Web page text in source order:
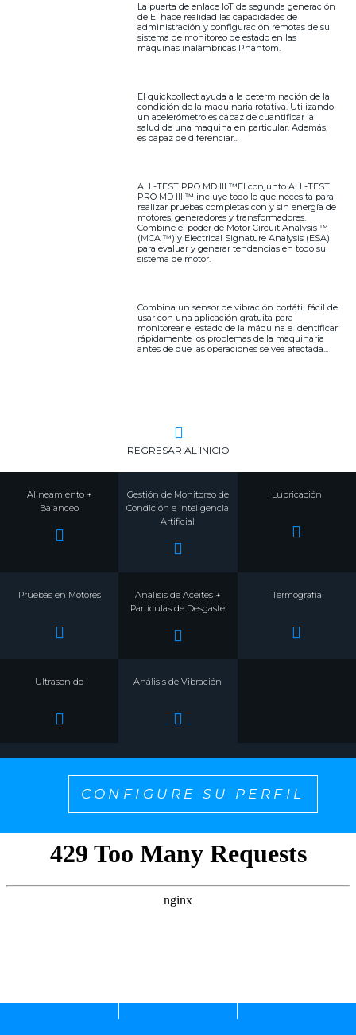
La puerta de enlace IoT de segunda generación
de EI hace realidad las capacidades de
administración y configuración remotas de su
sistema de monitoreo de estado en las
máquinas inalámbricas Phantom.
El quickcollect ayuda a la determinación de la
condición de la maquinaria rotativa. Utilizando
un acelerómetro es capaz de cuantificar la
salud de una maquina en particular. Además,
es capaz de diferenciar...
ALL-TEST PRO MD III ™El conjunto ALL-TEST
PRO MD III ™ incluye todo lo que necesita para
realizar pruebas completas con y sin energía de
motores, generadores y transformadores.
Combine el poder de Motor Circuit Analysis ™
(MCA ™) y Electrical Signature Analysis (ESA)
para evaluar y generar tendencias en todo su
sistema de motor.
Combina un sensor de vibración portátil fácil de
usar con una aplicación gratuita para
monitorear el estado de la máquina e identificar
rápidamente los problemas de la maquinaria
antes de que las operaciones se vea afectada...
REGRESAR AL INICIO
Alineamiento +
Balanceo
Gestión de Monitoreo de
Condición e Inteligencia
Artificial
Lubricación
Pruebas en Motores
Análisis de Aceites +
Partículas de Desgaste
Termografía
Ultrasonido Análisis de Vibración
CONFIGURE SU PERFIL